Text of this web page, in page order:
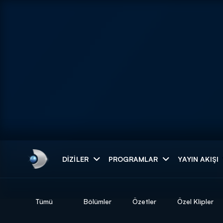
DIZILER PROGRAMLAR YAYIN AKIŞI
Tümü Bölümler Özetler Özel Klipler